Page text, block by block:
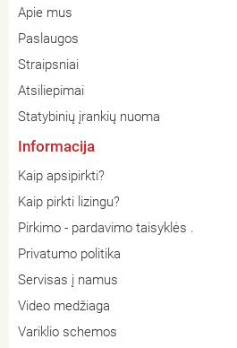
Apie mus
Paslaugos
Straipsniai
Atsiliepimai
Statybinių įrankių nuoma
Informacija
Kaip apsipirkti?
Kaip pirkti lizingu?
Pirkimo - pardavimo taisyklės .
Privatumo politika
Servisas į namus
Video medžiaga
Variklio schemos